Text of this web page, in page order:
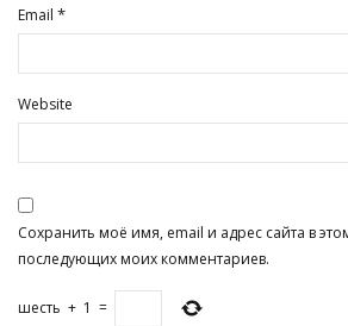
Email *
Website
Сохранить моё имя, email и адрес сайта в
последующих моих комментариев.
шесть + 1 =